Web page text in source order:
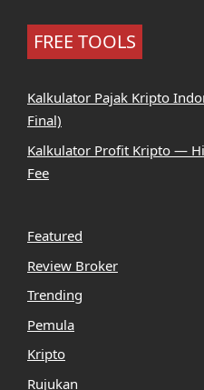
FREE TOOLS
Kalkulator Pajak Kripto
Final)
Kalkulator Profit Kripto —
Fee
Featured
Review Broker
Trending
Pemula
Kripto
Rujukan